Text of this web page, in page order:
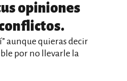
opiniones
aunque quieras decir
por no llevarle la